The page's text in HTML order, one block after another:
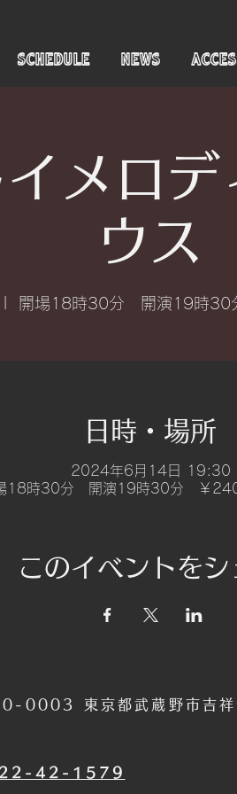
SCHEDULE NEWS
メロ
ウス
開場18時30分 開演19時30
日時・場所
2024年6月14日 19:30
18時30分 開演19時30分 ￥
このイベントをシ
0003 東京都武蔵野市吉
42-1579